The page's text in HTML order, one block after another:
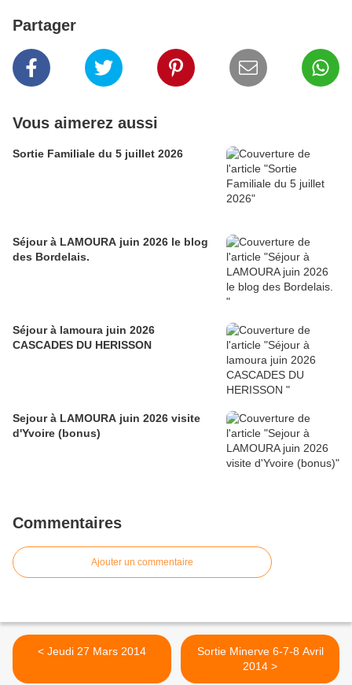
Partager
Vous aimerez aussi
Sortie Familiale du 5 juillet 2026
Séjour à LAMOURA juin 2026 le blog
des Bordelais.
Séjour à lamoura juin 2026
CASCADES DU HERISSON
Sejour à LAMOURA juin 2026 visite
d'Yvoire (bonus)
Commentaires
Ajouter un commentaire
< Jeudi 27 Mars 2014
Sortie Minerve 6-7-8 Avril
2014 >